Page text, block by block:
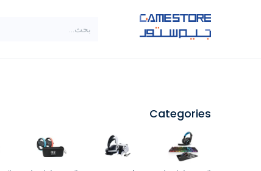
Categories